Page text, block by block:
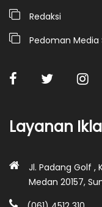
Redaksi
Pedoman Media
Layanan
Jl. Padang Golf ,
Medan 20157,